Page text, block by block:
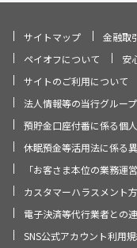
サイトマップ
金融取
ペイオフについて
安
サイトのご利用について
法人情報等の当行グルー
預貯金口座付番に係る個
休眠預金等活用法に係る
「お客さま本位の業務運
カスタマーハラスメント
電子決済等代行業者との
SNS公式アカウント利用